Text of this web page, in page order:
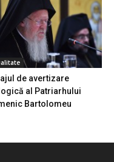
de avertizare
al Patriarhului
Bartolomeu